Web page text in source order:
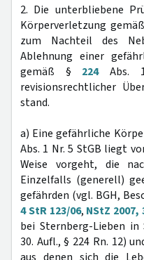
2. Die unterbliebene
Körperverletzung
zum Nachteil des
Ablehnung einer
gemäß § 224Abs.
revisionsrechtlicher
stand.
a) Eine gefährliche
Abs. 1 Nr. 5 StGB liegt
Weise vorgeht, die
Einzelfalls (generell)
gefährden (vgl. BGH,
4 StR 123/06, NStZ 2007,
bei Sternberg-Lieben in
30. Aufl., § 224 Rn. 12)